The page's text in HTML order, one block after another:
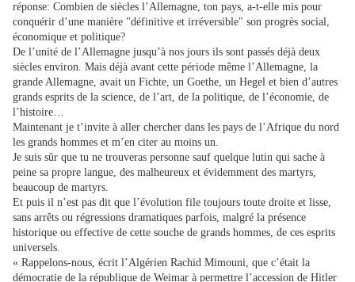
réponse: Combien de siècles l’Allemagne, ton pays, a-t-elle mis pour
conquérir d’une manière "définitive et irréversible" son progrès social,
économique et politique?
De l’unité de l’Allemagne jusqu’à nos jours ils sont passés déjà deux
siècles environ. Mais déjà avant cette période même l’Allemagne, la
grande Allemagne, avait un Fichte, un Goethe, un Hegel et bien d’autres
grands esprits de la science, de l’art, de la politique, de l’économie, de
l’histoire…
Maintenant je t’invite à aller chercher dans les pays de l’Afrique du nord
les grands hommes et m’en citer au moins un.
Je suis sûr que tu ne trouveras personne sauf quelque lutin qui sache à
peine sa propre langue, des malheureux et évidemment des martyrs,
beaucoup de martyrs.
Et puis il n’est pas dit que l’évolution file toujours toute droite et lisse,
sans arrêts ou régressions dramatiques parfois, malgré la présence
historique ou effective de cette souche de grands hommes, de ces esprits
universels.
« Rappelons-nous, écrit l’Algérien Rachid Mimouni, que c’était la
démocratie de la république de Weimar à permettre l’accession de Hitler